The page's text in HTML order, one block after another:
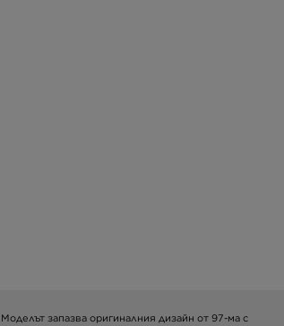
запазва оригиналния дизайн от 97-ма с